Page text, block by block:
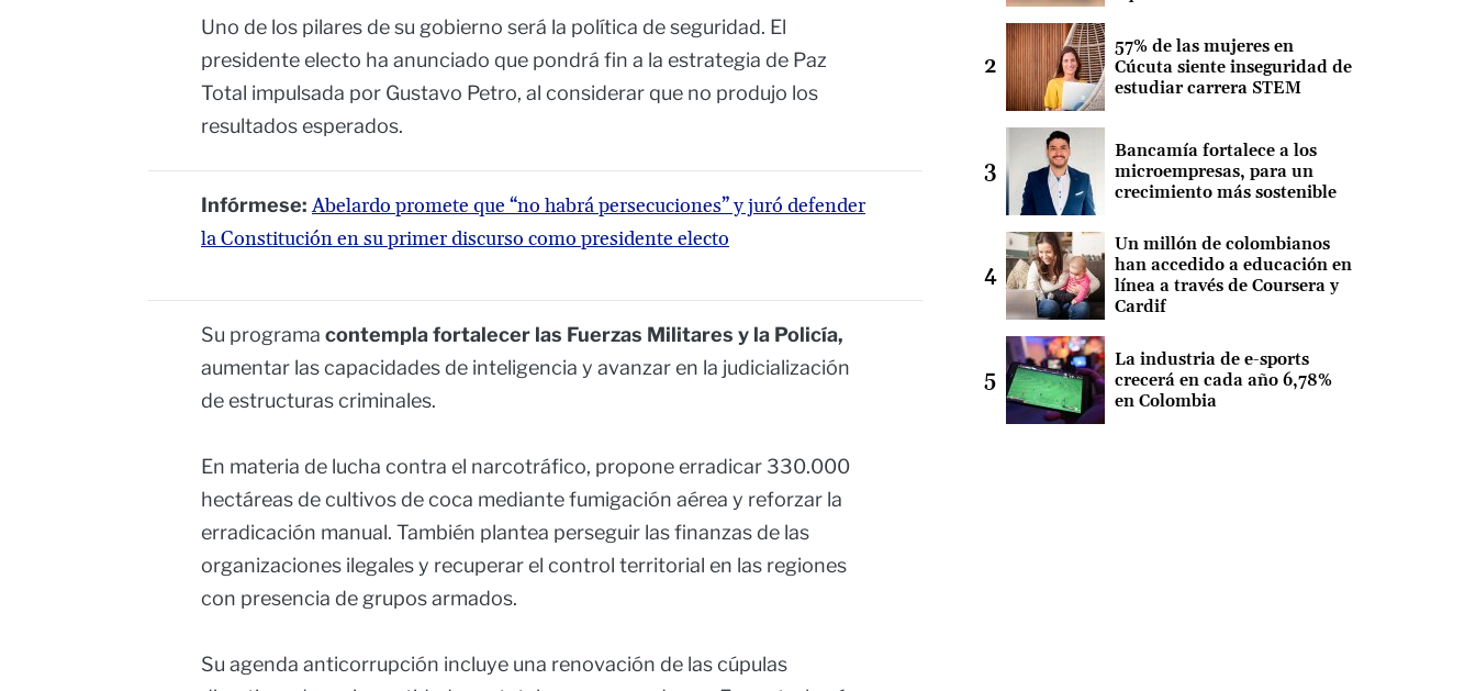
Uno de los pilares de su gobierno será la política de seguridad. El
presidente electo ha anunciado que pondrá fin a la estrategia de Paz
Total impulsada por Gustavo Petro, al considerar que no produjo los
resultados esperados.
Infórmese: Abelardo promete que “no habrá persecuciones” y juró defender
la Constitución en su primer discurso como presidente electo
Su programa contempla fortalecer las Fuerzas Militares y la Policía,
aumentar las capacidades de inteligencia y avanzar en la judicialización
de estructuras criminales.
En materia de lucha contra el narcotráfico, propone erradicar 330.000
hectáreas de cultivos de coca mediante fumigación aérea y reforzar la
erradicación manual. También plantea perseguir las finanzas de las
organizaciones ilegales y recuperar el control territorial en las regiones
con presencia de grupos armados.
Su agenda anticorrupción incluye una renovación de las cúpulas
57% de las mujeres en
Cúcuta siente inseguridad de
estudiar carrera STEM
Bancamía fortalece a los
microempresas, para un
crecimiento más sostenible
Un millón de colombianos
han accedido a educación en
línea a través de Coursera y
Cardif
La industria de e-sports
crecerá en cada año 6,78%
en Colombia